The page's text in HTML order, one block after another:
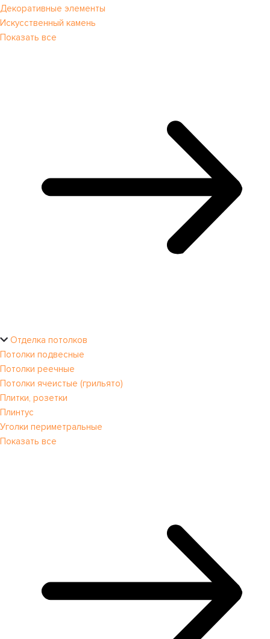
Декоративные элементы
Искусственный камень
Показать все
Отделка потолков
Потолки подвесные
Потолки реечные
Потолки ячеистые (грильято)
Плитки, розетки
Плинтус
Уголки периметральные
Показать все